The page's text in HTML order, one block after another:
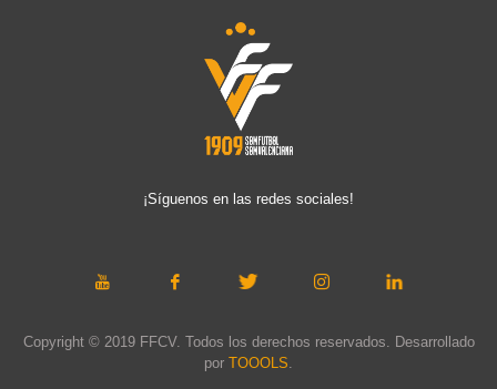
¡Síguenos en las redes sociales!
Copyright © 2019 FFCV. Todos los derechos reservados. Desarrollado
por TOOOLS.